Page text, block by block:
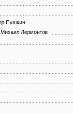
Пушкин
Михаил Лермонтов